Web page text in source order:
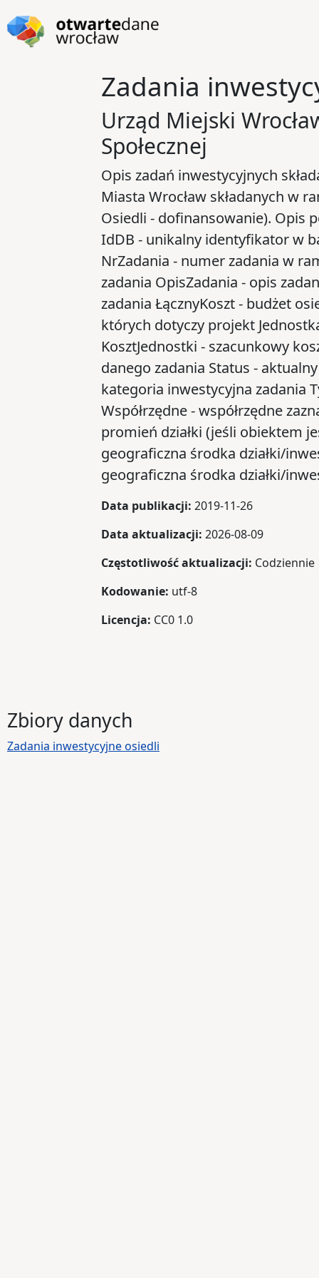
Przejdź do stopki
Zadania
Urząd Miejski
Społecznej
Opis zadań inwestycyjnych
Miasta Wrocław składanych w
Osiedli - dofinansowanie). Opis
IdDB - unikalny identyfikator w
NrZadania - numer zadania w
zadania OpisZadania - opis
zadania ŁącznyKoszt - budżet
których dotyczy projekt
KosztJednostki - szacunkowy
danego zadania Status -
kategoria inwestycyjna zadania
Współrzędne - współrzędne
promień działki (jeśli obiektem
geograficzna środka działki/
geograficzna środka działki/
Data publikacji: 2019-11-26
Data aktualizacji: 2026-08-09
Częstotliwość aktualizacji: Codziennie
Kodowanie: utf-8
Licencja: CC0 1.0
Zbiory danych
Zadania inwestycyjne osiedli